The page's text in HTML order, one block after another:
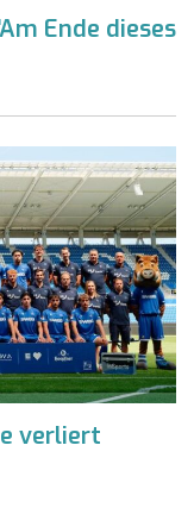
Ende dieses
verliert